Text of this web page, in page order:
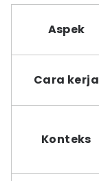
Aspek
Cara kerja
Konteks